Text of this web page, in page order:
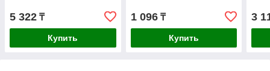
5 322 ₸
Купить
1 096₸
Купить
3